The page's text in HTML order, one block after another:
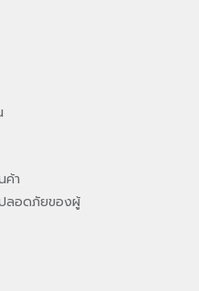
ค้า
ลอดภัยของผู้